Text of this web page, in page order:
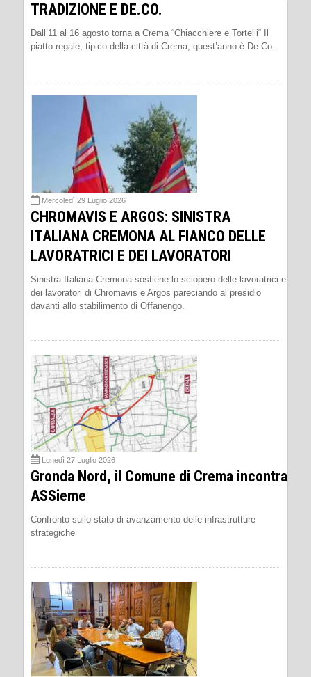
TRADIZIONE E DE.CO.
Dall’11 al 16 agosto torna a Crema “Chiacchiere e Tortelli“ Il
piatto regale, tipico della città di Crema, quest’anno è De.Co.
Mercoledì 29 Luglio 2026
CHROMAVIS E ARGOS: SINISTRA
ITALIANA CREMONA AL FIANCO DELLE
LAVORATRICI E DEI LAVORATORI
Sinistra Italiana Cremona sostiene lo sciopero delle lavoratrici e
dei lavoratori di Chromavis e Argos pareciando al presidio
davanti allo stabilimento di Offanengo.
Lunedì 27 Luglio 2026
Gronda Nord, il Comune di Crema incontra
ASSieme
Confronto sullo stato di avanzamento delle infrastrutture
strategiche